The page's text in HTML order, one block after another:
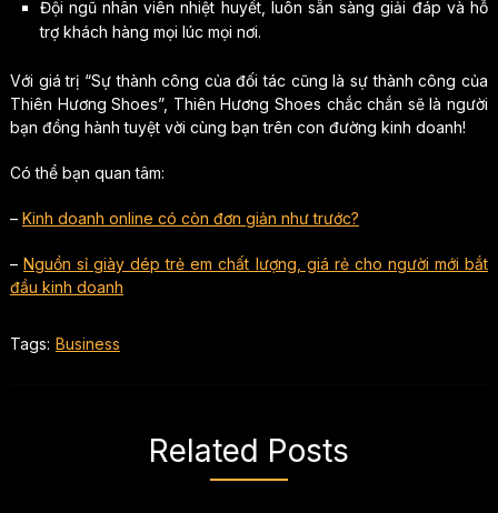
Đội ngũ nhân viên nhiệt huyết, luôn sẵn sàng giải đáp và hỗ
trợ khách hàng mọi lúc mọi nơi.
Với giá trị “Sự thành công của đối tác cũng là sự thành công của
Thiên Hương Shoes”, Thiên Hương Shoes chắc chắn sẽ là người
bạn đồng hành tuyệt vời cùng bạn trên con đường kinh doanh!
Có thể bạn quan tâm:
– Kinh doanh online có còn đơn giản như trước?
– Nguồn sỉ giày dép trẻ em chất lượng, giá rẻ cho người mới bắt
đầu kinh doanh
Tags: Business
Related Posts